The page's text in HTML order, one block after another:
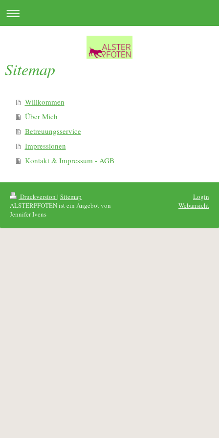
Sitemap
Willkommen
Über Mich
Betreuungsservice
Impressionen
Kontakt & Impressum - AGB
Druckversion | Sitemap
ALSTERPFOTEN ist ein Angebot von
Jennifer Ivens
Login
Webansicht